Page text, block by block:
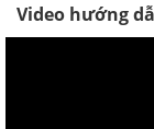
Video hướng